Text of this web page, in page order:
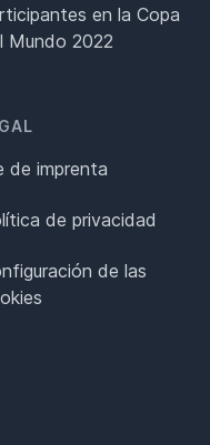
en la Copa
Mundo 2022
de imprenta
de privacidad
de las